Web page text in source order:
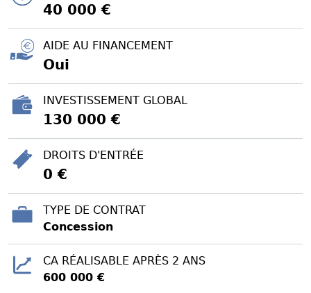
40 000 €
AIDE AU FINANCEMENT
Oui
INVESTISSEMENT GLOBAL
130 000 €
DROITS D'ENTRÉE
0 €
TYPE DE CONTRAT
Concession
CA RÉALISABLE APRÈS 2 ANS
600 000 €